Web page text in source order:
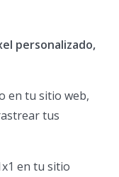
personalizado,
en tu sitio web,
tus
en tu sitio